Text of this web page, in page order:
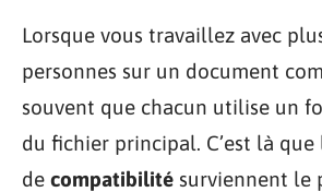
Lorsque vous travaillez avec
personnes sur un document
souvent que chacun utilise un
du fichier principal. C’est là
de compatibilité surviennent le